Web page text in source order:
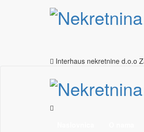
Interhaus nekretnine d.o.o